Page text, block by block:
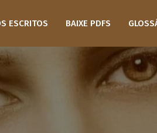
ESCRITOS BAIXE PDFS